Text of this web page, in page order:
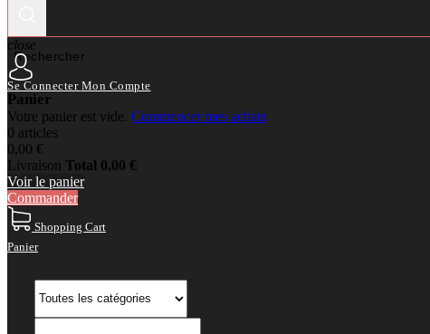
Rechercher
close
Se Connecter Mon Compte
Panier
Votre panier est vide. Commencer mes achats
0 articles
0,00 €
Livraison Total 0,00 €
Voir le panier
Commander
Shopping Cart
Panier